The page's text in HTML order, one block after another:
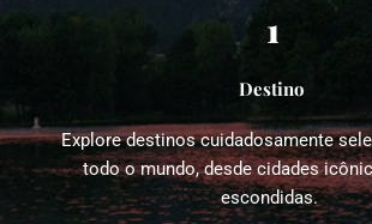
1
Destino
Explore destinos cuidadosamente
todo o mundo, desde cidades
escondidas.